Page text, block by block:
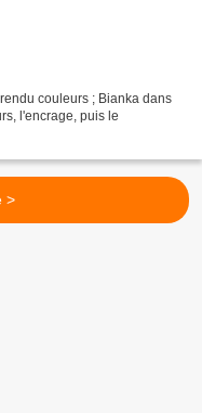
couleurs ; Bianka dans
l'encrage, puis le
>